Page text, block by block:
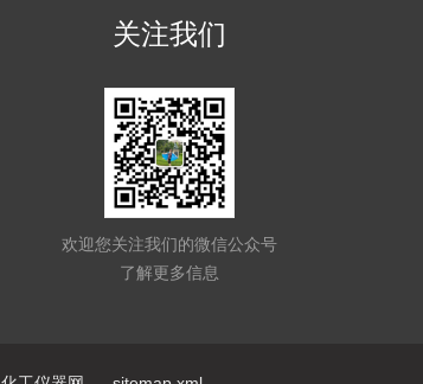
关注我们
欢迎您关注我们的微信公众号
了解更多信息